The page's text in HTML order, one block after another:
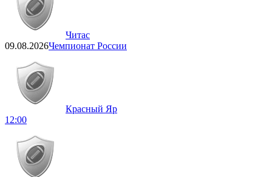
Читас
09.08.2026Чемпионат России
Красный Яр
12:00